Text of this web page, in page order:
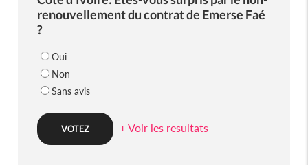
renouvellement du contrat de Emerse Faé
?
Oui
Non
Sans avis
+ Voir les resultats